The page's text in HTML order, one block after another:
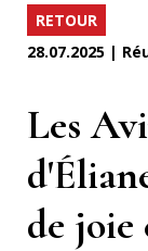
RETOUR
28.07.2025 |
Les
de joie